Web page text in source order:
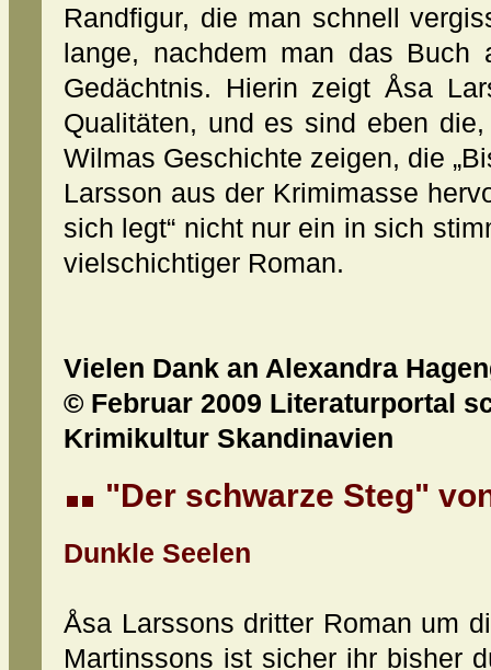
Randfigur, die man schnell
lange, nachdem man das
Gedächtnis. Hierin zeigt Åsa
Qualitäten, und es sind eben
Wilmas Geschichte zeigen, die
Larsson aus der Krimimasse
sich legt“ nicht nur ein in sich
vielschichtiger Roman.
Vielen Dank an Alexandra
© Februar 2009 Literaturportal
Krimikultur Skandinavien
"Der schwarze Steg"
Dunkle Seelen
Åsa Larssons dritter Roman um
Martinssons ist sicher ihr bisher